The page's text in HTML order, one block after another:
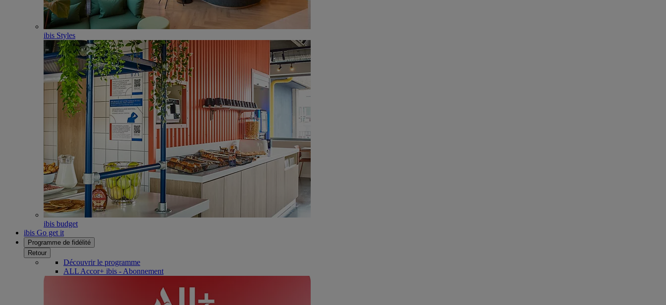
ibis Styles
ibis budget
ibis Go get it
Programme de fidélité
Retour
Découvrir le programme
ALL Accor+ ibis - Abonnement